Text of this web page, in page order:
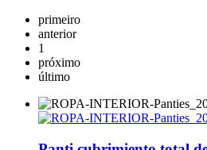
primeiro
anterior
1
próximo
último